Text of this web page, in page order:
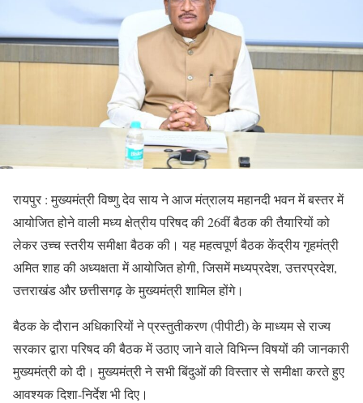
रायपुर : मुख्यमंत्री विष्णु देव साय ने आज मंत्रालय महानदी भवन में बस्तर में
आयोजित होने वाली मध्य क्षेत्रीय परिषद की 26वीं बैठक की तैयारियों को
लेकर उच्च स्तरीय समीक्षा बैठक की। यह महत्वपूर्ण बैठक केंद्रीय गृहमंत्री
अमित शाह की अध्यक्षता में आयोजित होगी, जिसमें मध्यप्रदेश, उत्तरप्रदेश,
उत्तराखंड और छत्तीसगढ़ के मुख्यमंत्री शामिल होंगे।
बैठक के दौरान अधिकारियों ने प्रस्तुतीकरण (पीपीटी) के माध्यम से राज्य
सरकार द्वारा परिषद की बैठक में उठाए जाने वाले विभिन्न विषयों की जानकारी
मुख्यमंत्री को दी। मुख्यमंत्री ने सभी बिंदुओं की विस्तार से समीक्षा करते हुए
आवश्यक दिशा-निर्देश भी दिए।